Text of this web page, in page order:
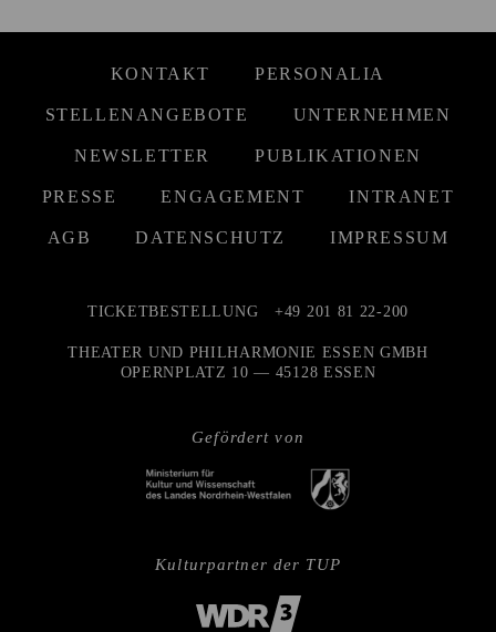
KONTAKT PERSONALIA
STELLENANGEBOTE UNTERNEHMEN
NEWSLETTER PUBLIKATIONEN
PRESSE ENGAGEMENT INTRANET
AGB DATENSCHUTZ IMPRESSUM
Gefördert von
TICKETBESTELLUNG +49 201 81 22-200
THEATER UND PHILHARMONIE ESSEN GMBH
OPERNPLATZ 10 — 45128 ESSEN
Kulturpartner der TUP